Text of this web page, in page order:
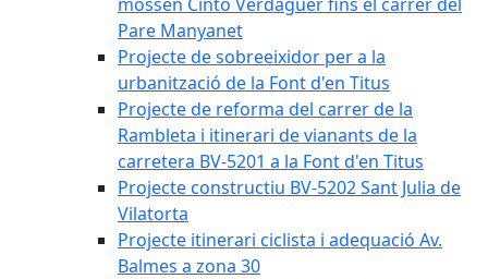
Pare Manyanet
Projecte de sobreeixidor per a la
urbanització de la Font d'en Titus
Projecte de reforma del carrer de la
Rambleta i itinerari de vianants de la
carretera BV-5201 a la Font d'en Titus
Projecte constructiu BV-5202 Sant Julia de
Vilatorta
Projecte itinerari ciclista i adequació Av.
Balmes a zona 30